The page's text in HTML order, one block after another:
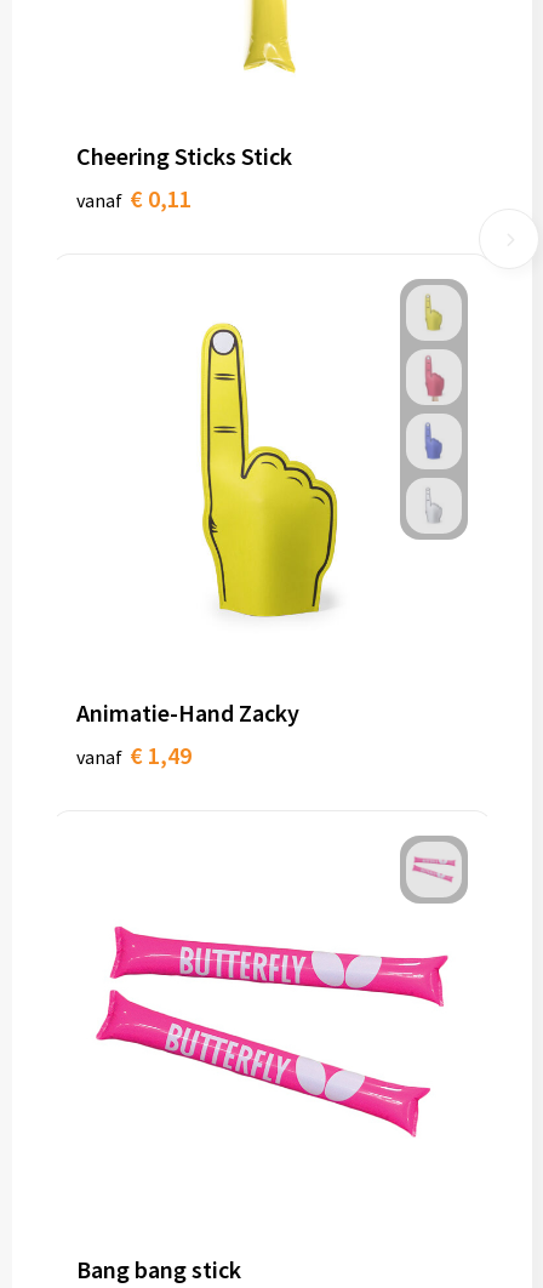
Cheering Sticks Stick
vanaf € 0,11
Animatie-Hand Zacky
vanaf € 1,49
Bang bang stick